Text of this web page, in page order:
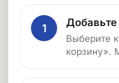
1 Добавьте
Выберите
корзину».